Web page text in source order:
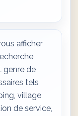
afficher
genre de
tels
village
de service,